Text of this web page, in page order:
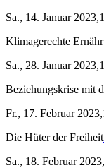
Sa., 14. Januar
Klimagerechte
Sa., 28. Januar
Beziehungskrise mit
Fr., 17. Februar
Die Hüter der Freiheit
Sa., 18. Februar